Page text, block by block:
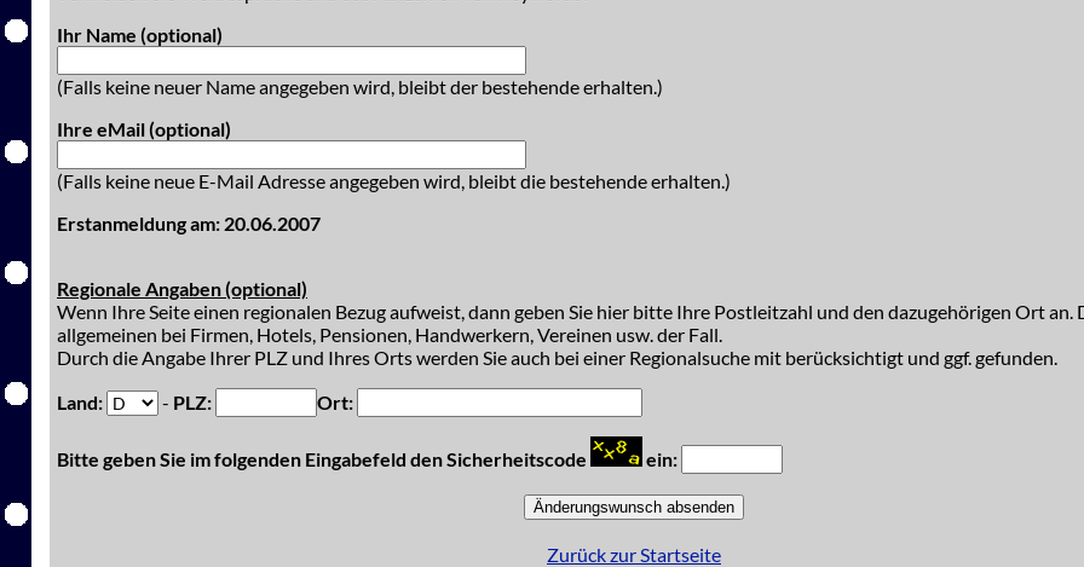
Ihr Name (optional)
(Falls keine neuer Name angegeben wird, bleibt der bestehende erhalten.)
Ihre eMail (optional)
(Falls keine neue E-Mail Adresse angegeben wird, bleibt die bestehende erhalten.)
Erstanmeldung am: 20.06.2007
Regionale Angaben (optional)
Wenn Ihre Seite einen regionalen Bezug aufweist, dann geben Sie hier bitte Ihre Postleitzahl und den dazugehörigen Ort an.
allgemeinen bei Firmen, Hotels, Pensionen, Handwerkern, Vereinen usw. der Fall.
Durch die Angabe Ihrer PLZ und Ihres Orts werden Sie auch bei einer Regionalsuche mit berücksichtigt und ggf. gefunden.
Land:
- PLZ: Ort:
Bitte geben Sie im folgenden Eingabefeld den Sicherheitscode ein:
Zurück zur Startseite